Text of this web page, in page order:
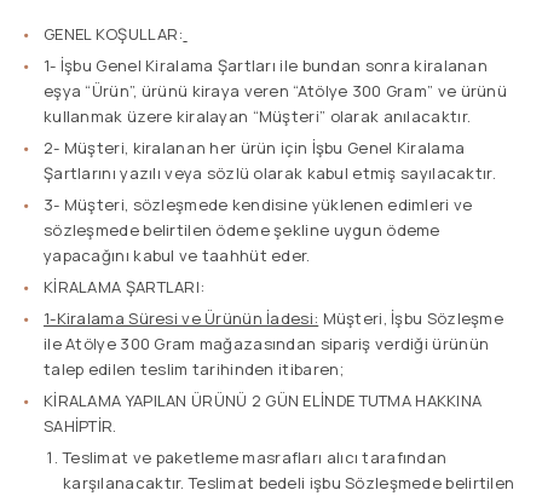
GENEL KOŞULLAR:
1- İşbu Genel Kiralama Şartları ile bundan sonra kiralanan
eşya “Ürün”, ürünü kiraya veren “Atölye 300 Gram” ve ürünü
kullanmak üzere kiralayan “Müşteri” olarak anılacaktır.
2- Müşteri, kiralanan her ürün için İşbu Genel Kiralama
Şartlarını yazılı veya sözlü olarak kabul etmiş sayılacaktır.
3- Müşteri, sözleşmede kendisine yüklenen edimleri ve
sözleşmede belirtilen ödeme şekline uygun ödeme
yapacağını kabul ve taahhüt eder.
KİRALAMA ŞARTLARI:
1-Kiralama Süresi ve Ürünün İadesi: Müşteri, İşbu Sözleşme
ile Atölye 300 Gram mağazasından sipariş verdiği ürünün
talep edilen teslim tarihinden itibaren;
KİRALAMA YAPILAN ÜRÜNÜ 2 GÜN ELİNDE TUTMA HAKKINA
SAHİPTİR.
Teslimat ve paketleme masrafları alıcı tarafından
karşılanacaktır. Teslimat bedeli işbu Sözleşmede belirtilen